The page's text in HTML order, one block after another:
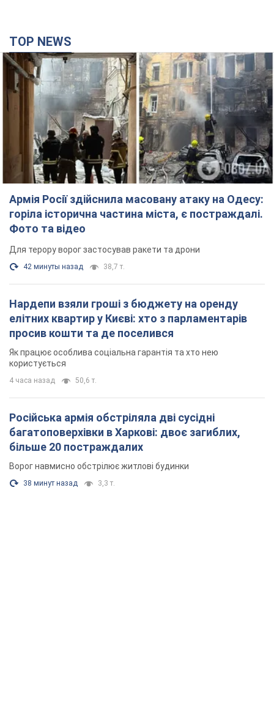
TOP NEWS
Армія Росії здійснила масовану атаку на Одесу:
горіла історична частина міста, є постраждалі.
Фото та відео
Для терору ворог застосував ракети та дрони
42 минуты назад 38,7 т.
Нардепи взяли гроші з бюджету на оренду
елітних квартир у Києві: хто з парламентарів
просив кошти та де поселився
Як працює особлива соціальна гарантія та хто нею
користується
4 часа назад 50,6 т.
Російська армія обстріляла дві сусідні
багатоповерхівки в Харкові: двоє загиблих,
більше 20 постраждалих
Ворог навмисно обстрілює житлові будинки
38 минут назад 3,3 т.